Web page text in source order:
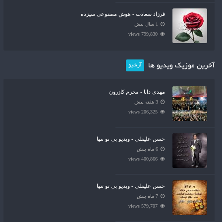
فرزاد سعادت - هوش مصنوعی سیزده
1 سال پیش
799,830 views
آخرین موزیک ویدیو ها آرشیو
مهدی دانا - محرم کازرون
3 هفته پیش
206,325 views
حسن علیقلی - ویدیو بی تو تنها
6 ماه پیش
400,866 views
حسن علیقلی - ویدیو بی تو تنها
7 ماه پیش
579,707 views